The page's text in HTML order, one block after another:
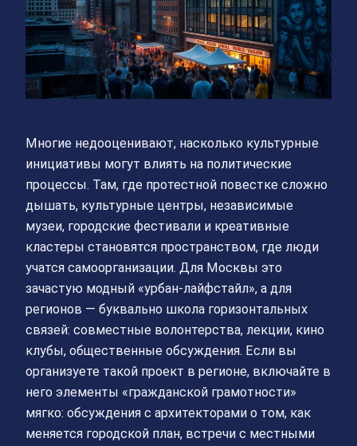
Многие недооценивают, насколько культурные
инициативы могут влиять на политические
процессы. Там, где протестной повестке сложно
дышать, культурные центры, независимые
музеи, городские фестивали и креативные
кластеры становятся пространством, где люди
учатся самоорганизации. Для Москвы это
зачастую модный «урбан‑лайфстайл», а для
регионов — буквально школа горизонтальных
связей: совместные волонтерства, лекции, кино
клубы, общественные обсуждения. Если вы
организуете такой проект в регионе, включайте в
него элементы «гражданской грамотности»
мягко: обсуждения с архитекторами о том, как
меняется городской план, встречи с местными